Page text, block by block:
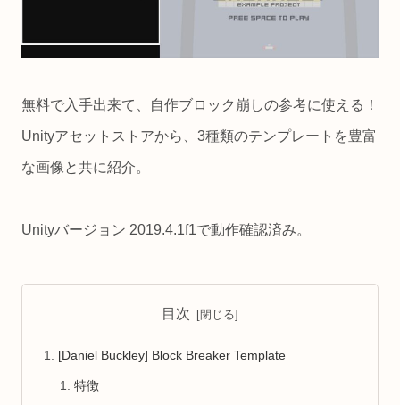
無料で入手出来て、自作ブロック崩しの参考に使える！
Unityアセットストアから、3種類のテンプレートを豊富
な画像と共に紹介。
Unityバージョン 2019.4.1f1で動作確認済み。
目次
[Daniel Buckley] Block Breaker Template
特徴